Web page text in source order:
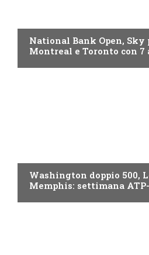
National Bank Open, Sky
Montreal e Toronto con 7
Washington doppio 500,
Memphis: settimana